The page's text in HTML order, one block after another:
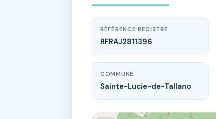
RÉFÉRENCE REGISTRE
RFRAJ2811396
COMMUNE
Sainte-Lucie-de-Tallano